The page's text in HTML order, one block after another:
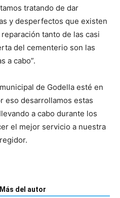
tratando de dar
y desperfectos que existen
tanto de las casi
del cementerio son las
a cabo”.
de Godella esté en
eso desarrollamos estas
a cabo durante los
el mejor servicio a nuestra
Más del autor